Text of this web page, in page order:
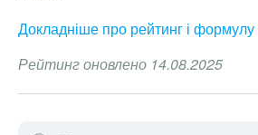
Докладніше про рейтинг і формулу
Рейтинг оновлено 14.08.2025